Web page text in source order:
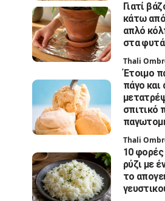
Γιατί
κάτω
απλό
στα φυτά
Thali
Έτοιμο
πάγο και
σπιτικό
Thali
10 φορές
ρύζι με
το